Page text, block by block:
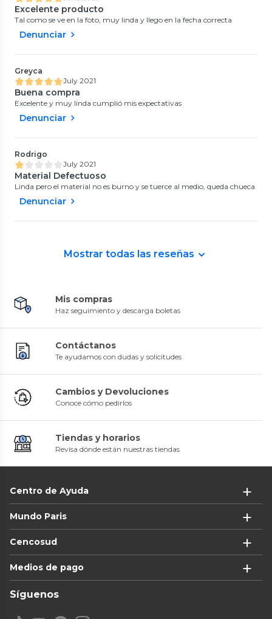
Excelente producto
Tal como se ve en la foto, muy linda y llego en la fecha correcta
Denunciar
Greyca
July 2021
Buena compra
Excelente y muy linda cumplió mis expectativas
Denunciar
Rodrigo
July 2021
Material Defectuoso
Linda pero el material no es burno y se tuerce al medio, queda chueca
Denunciar
Mostrar todas las reseñas
Mis compras
Haz seguimiento y descarga boletas
Contáctanos
Te ayudamos con dudas y solicitudes
Cambios y Devoluciones
Conoce cómo pedirlos
Tiendas y horarios
Revisa dónde están nuestras tiendas
Centro de Ayuda
Mundo Paris
Cencosud
Medios de pago
Síguenos